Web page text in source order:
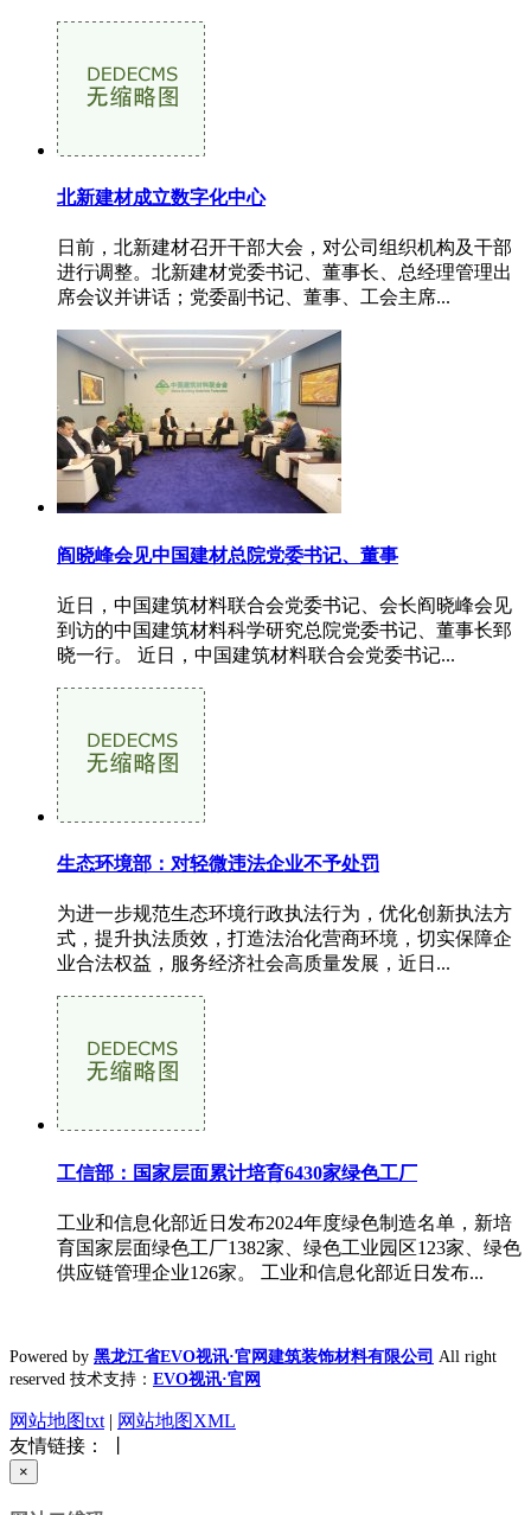
北新建材成立数字化中心
日前，北新建材召开干部大会，对公司组织机构及干部
进行调整。北新建材党委书记、董事长、总经理管理出
席会议并讲话；党委副书记、董事、工会主席...
阎晓峰会见中国建材总院党委书记、董事
近日，中国建筑材料联合会党委书记、会长阎晓峰会见
到访的中国建筑材料科学研究总院党委书记、董事长郅
晓一行。 近日，中国建筑材料联合会党委书记...
生态环境部：对轻微违法企业不予处罚
为进一步规范生态环境行政执法行为，优化创新执法方
式，提升执法质效，打造法治化营商环境，切实保障企
业合法权益，服务经济社会高质量发展，近日...
工信部：国家层面累计培育6430家绿色工厂
工业和信息化部近日发布2024年度绿色制造名单，新培
育国家层面绿色工厂1382家、绿色工业园区123家、绿色
供应链管理企业126家。 工业和信息化部近日发布...
Powered by 黑龙江省EVO视讯·官网建筑装饰材料有限公司 All right
reserved 技术支持： EVO视讯·官网
网站地图txt | 网站地图XML
友情链接： 丨
×